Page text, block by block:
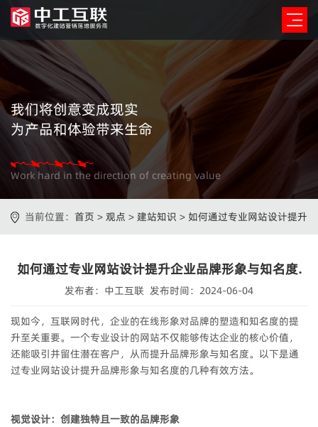
我们将创意变成现实
为产品和体验带来生命
Work hard in the direction of creating value
当前位置： 首页 > 观点 > 建站知识 > 如何通过专业网站设计提升
如何通过专业网站设计提升企业品牌形象与知名度.
发布者：中工互联 发布时间：2024-06-04
现如今，互联网时代，企业的在线形象对品牌的塑造和知名度的提
升至关重要。一个专业设计的网站不仅能够传达企业的核心价值，
还能吸引并留住潜在客户，从而提升品牌形象与知名度。以下是通
过专业网站设计提升品牌形象与知名度的几种有效方法。
视觉设计：创建独特且一致的品牌形象